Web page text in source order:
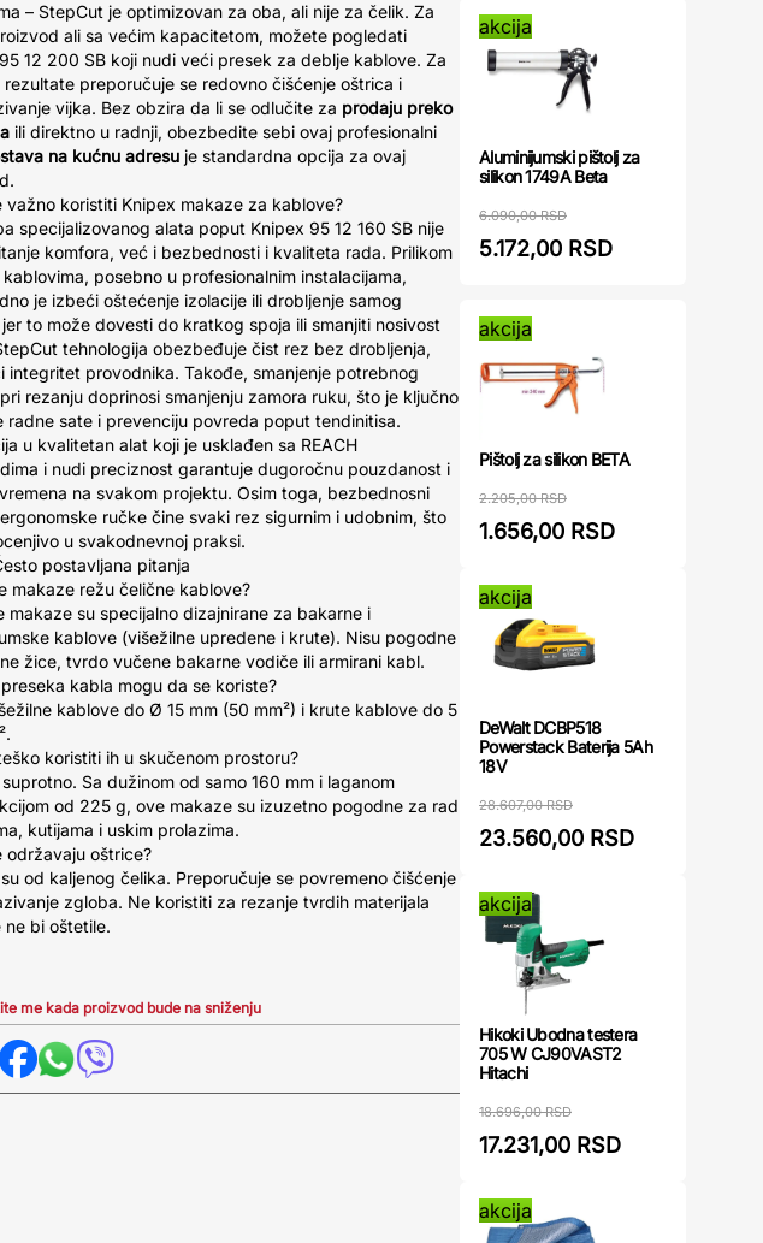
– StepCut je optimizovan za oba, ali nije za čelik. Za
ali sa većim kapacitetom, možete pogledati
12 200 SB koji nudi veći presek za deblje kablove. Za
rezultate preporučuje se redovno čišćenje oštrica i
vijka. Bez obzira da li se odlučite za prodaju preko
ili direktno u radnji, obezbedite sebi ovaj profesionalni
na kućnu adresu je standardna opcija za ovaj
važno koristiti Knipex makaze za kablove?
specijalizovanog alata poput Knipex 95 12 160 SB nije
komfora, već i bezbednosti i kvaliteta rada. Prilikom
posebno u profesionalnim instalacijama,
je izbeći oštećenje izolacije ili drobljenje samog
to može dovesti do kratkog spoja ili smanjiti nosivost
tehnologija obezbeđuje čist rez bez drobljenja,
integritet provodnika. Takođe, smanjenje potrebnog
rezanju doprinosi smanjenju zamora ruku, što je ključno
radne sate i prevenciju povreda poput tendinitisa.
u kvalitetan alat koji je usklađen sa REACH
i nudi preciznost garantuje dugoročnu pouzdanost i
na svakom projektu. Osim toga, bezbednosni
ručke čine svaki rez sigurnim i udobnim, što
u svakodnevnoj praksi.
postavljana pitanja
makaze režu čelične kablove?
makaze su specijalno dizajnirane za bakarne i
kablove (višežilne upredene i krute). Nisu pogodne
žice, tvrdo vučene bakarne vodiče ili armirani kabl.
kabla mogu da se koriste?
kablove do Ø 15 mm (50 mm²) i krute kablove do 5
koristiti ih u skučenom prostoru?
Sa dužinom od samo 160 mm i laganom
od 225 g, ove makaze su izuzetno pogodne za rad
kutijama i uskim prolazima.
održavaju oštrice?
od kaljenog čelika. Preporučuje se povremeno čišćenje
zgloba. Ne koristiti za rezanje tvrdih materijala
ne bi oštetile.
me kada proizvod bude na sniženju
akcija
Aluminijumski pištolj za
silikon 1749A Beta
6.090,00 RSD
5.172,00 RSD
akcija
Pištolj za silikon BETA
2.205,00 RSD
1.656,00 RSD
akcija
DeWalt DCBP518
Powerstack Baterija 5Ah
18V
28.607,00 RSD
23.560,00 RSD
akcija
Hikoki Ubodna testera
705 W CJ90VAST2
Hitachi
18.696,00 RSD
17.231,00 RSD
akcija